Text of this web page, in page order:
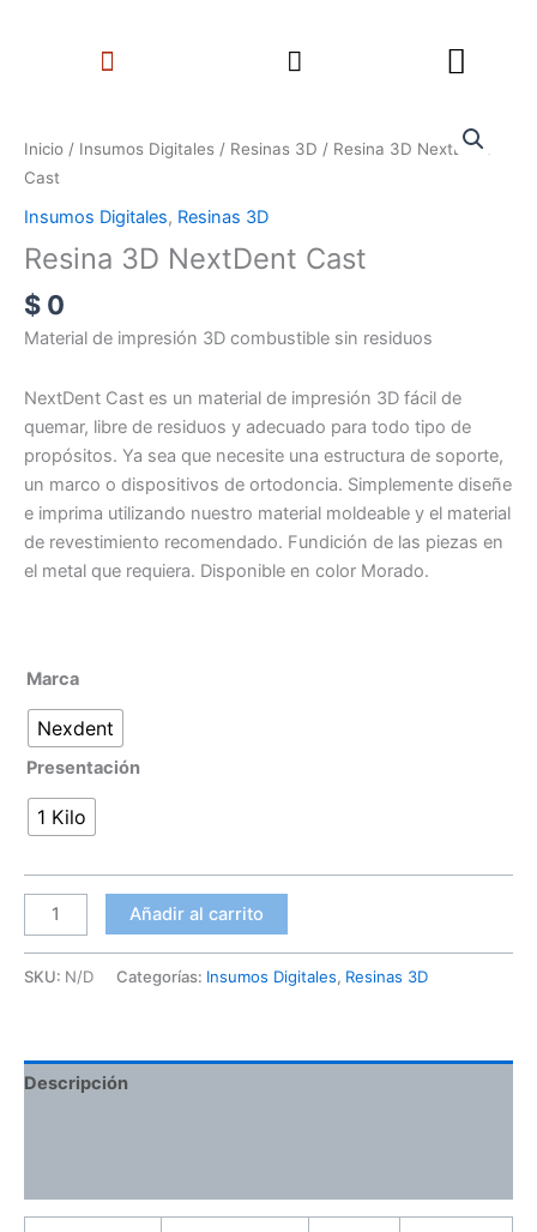
Menu Search
Inicio / Insumos Digitales / Resinas 3D / Resina 3D NextDent
Cast
Insumos Digitales, Resinas 3D
Resina 3D NextDent Cast
$ 0
Material de impresión 3D combustible sin residuos
NextDent Cast es un material de impresión 3D fácil de
quemar, libre de residuos y adecuado para todo tipo de
propósitos. Ya sea que necesite una estructura de soporte,
un marco o dispositivos de ortodoncia. Simplemente diseñe
e imprima utilizando nuestro material moldeable y el material
de revestimiento recomendado. Fundición de las piezas en
el metal que requiera. Disponible en color Morado.
Marca
Nexdent
Presentación
1 Kilo
3D
NextDent
cantidad
Añadir al carrito
SKU: N/D Categorías: Insumos Digitales, Resinas 3D
Descripción